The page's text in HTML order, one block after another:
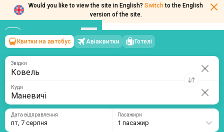
Would you like to view the site in English? Switch to the English
version of the site.
Ковель→Маневичі
пт, 7 серпня/1 пасажир
Квитки на автобус Авіаквитки Готелі
Звідки
Куди
Дата відправлення
пт, 7 серпня
Пасажири
1 пасажир